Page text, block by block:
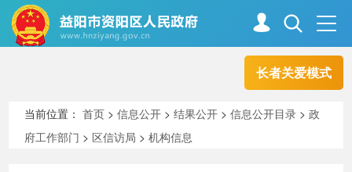
长者关爱模式
走进资阳
当前位置：首页 >信息公开 >结果公开 >信息公开目录 >政
府工作部门 > 区信访局 >机构信息